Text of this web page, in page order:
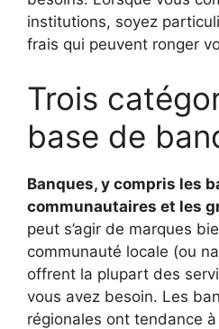
institutions, soyez
frais qui peuvent ronger
Trois
base de
Banques, y compris les
communautaires et les
peut s’agir de marques
communauté locale (ou
offrent la plupart des
vous avez besoin. Les
régionales ont tendance